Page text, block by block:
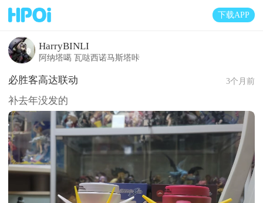
下载APP
HarryBINLI
阿纳塔噶 瓦哒西诺马斯塔咔
必胜客高达联动 3个月前
补去年没发的